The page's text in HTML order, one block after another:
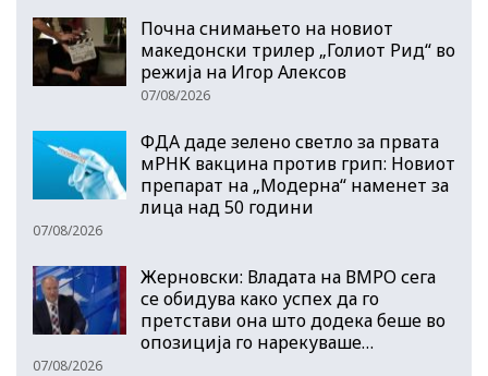
Почна снимањето на новиот
македонски трилер „Голиот Рид“ во
режија на Игор Алексов
07/08/2026
ФДА даде зелено светло за првата
мРНК вакцина против грип: Новиот
препарат на „Модерна“ наменет за
лица над 50 години
07/08/2026
Жерновски: Владата на ВМРО сега
се обидува како успех да го
претстави она што додека беше во
опозиција го нарекуваше…
07/08/2026